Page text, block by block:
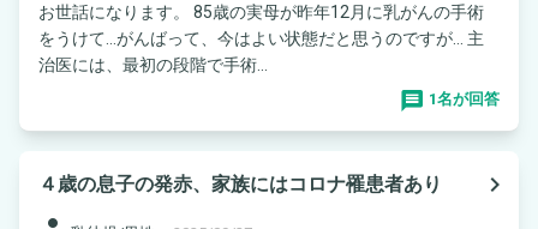
お世話になります。 85歳の実母が昨年12月に乳がんの手術
をうけて…がんばって、今はよい状態だと思うのですが… 主
治医には、最初の段階で手術...
1名が回答
４歳の息子の発赤、家族にはコロナ罹患者あり
navigate_next